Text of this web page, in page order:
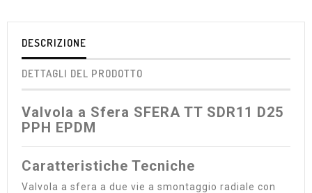
DESCRIZIONE
DETTAGLI DEL PRODOTTO
Valvola a Sfera SFERA TT SDR11 D25
PPH EPDM
Caratteristiche Tecniche
Valvola a sfera a due vie a smontaggio radiale con